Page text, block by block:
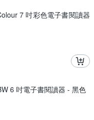
7 吋彩色電子書閱讀器
6 吋電子書閱讀器 - 黑色